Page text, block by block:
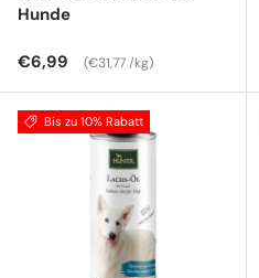
Hunde
Normaler Preis
€6,99 Grundpreis
€31,77 /kg
Bis zu 10% Rabatt